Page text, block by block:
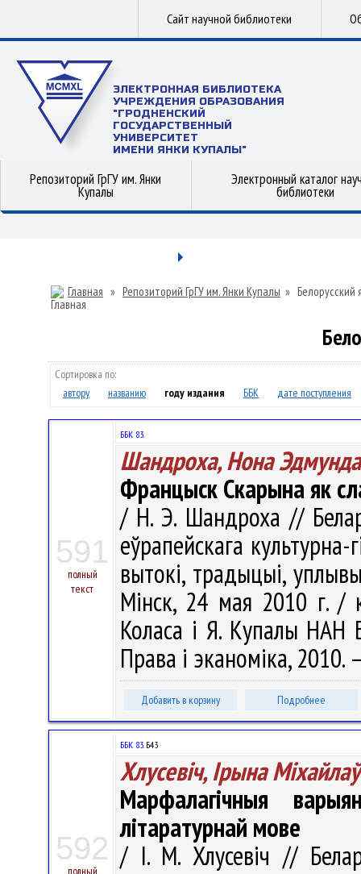
Сайт научной библиотеки
ЭЛЕКТРОННАЯ БИБЛИОТЕКА
УЧРЕЖДЕНИЯ ОБРАЗОВАНИЯ
"ГРОДНЕНСКИЙ
ГОСУДАРСТВЕННЫЙ
УНИВЕРСИТЕТ
ИМЕНИ ЯНКИ КУПАЛЫ"
Репозиторий ГрГУ им. Янки
Купалы
Электронный каталог
библиотеки
Главная » Репозиторий ГрГУ им. Янки Купалы » Белорусский
Сортировка по:
автору
названию году издания ББК дате поступления
591
полный
текст
ББК 83.
Шандроха, Нона
Францыск Скарына як
/ Н. Э. Шандроха //
еўрапейскага
вытокі, традыцыі,
Мінск, 24 мая 2010 г. /
Коласа і Я. Купалы НАН
Права i эканомiка, 2010.
Добавить в корзину Подробнее
592
полный
ББК 83.Б43
Хлусевіч, Ірына
Марфалагічныя
літаратурнай мове
/ І. М. Хлусевіч //